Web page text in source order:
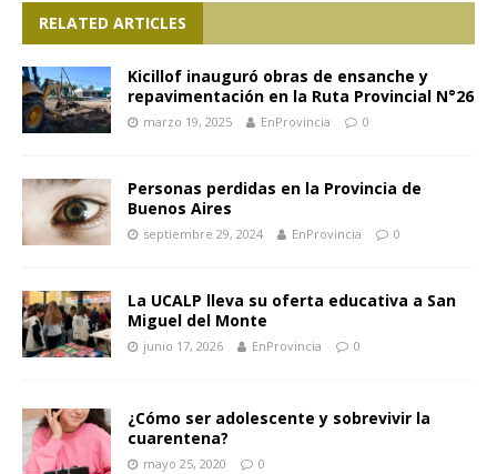
RELATED ARTICLES
Kicillof inauguró obras de ensanche y
repavimentación en la Ruta Provincial N°26
marzo 19, 2025 EnProvincia 0
Personas perdidas en la Provincia de
Buenos Aires
septiembre 29, 2024 EnProvincia 0
La UCALP lleva su oferta educativa a San
Miguel del Monte
junio 17, 2026 EnProvincia 0
¿Cómo ser adolescente y sobrevivir la
cuarentena?
mayo 25, 2020 0